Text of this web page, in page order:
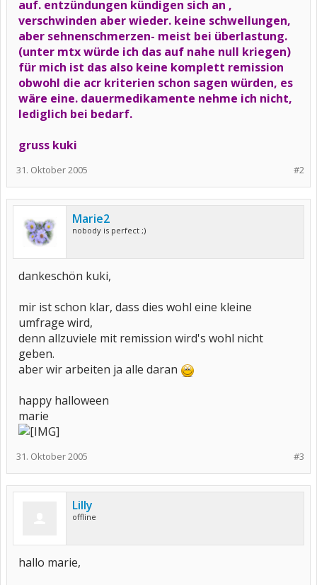
auf. entzündungen kündigen sich an ,
verschwinden aber wieder. keine schwellungen,
aber sehnenschmerzen- meist bei überlastung.
(unter mtx würde ich das auf nahe null kriegen)
für mich ist das also keine komplett remission
obwohl die acr kriterien schon sagen würden, es
wäre eine. dauermedikamente nehme ich nicht,
lediglich bei bedarf.
gruss kuki
#2
31. Oktober 2005
Marie2
nobody is perfect ;)
dankeschön kuki,
mir ist schon klar, dass dies wohl eine kleine
umfrage wird,
denn allzuviele mit remission wird's wohl nicht
geben.
aber wir arbeiten ja alle daran
happy halloween
marie
#3
31. Oktober 2005
Lilly
offline
hallo marie,